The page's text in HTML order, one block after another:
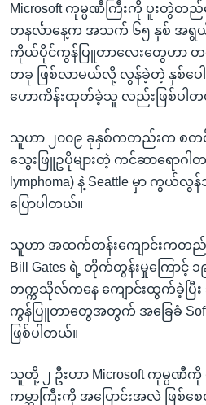
ရန်
ရှာဖွေ
ရန်
နေရာ
သို့
ရန်
ဘာသာစကားများ
Microsoft ကုမ္ပဏီကြီးကို ပူးတွဲတည်
တနင်္လာနေ့က အသက် ၆၅ နှစ် အရွယ်
ကိုယ်ပိုင်ကွန်ပြူတာလေးတွေဟာ တနေ့
တခု ဖြစ်လာမယ်လို့ လွန်ခဲ့တဲ့ နှစ်ပေ
ဟောကိန်းထုတ်ခဲ့သူ လည်းဖြစ်ပါတ
သူဟာ ၂၀၀၉ ခုနှစ်ကတည်းက စတ
သွေးဖြူဥပိုများတဲ့ ကင်ဆာရောဂါတမ
lymphoma) နဲ့ Seattle မှာ ကွယ်
ပြောပါတယ်။
သူဟာ အထက်တန်းကျောင်းကတည်
Bill Gates ရဲ့ တိုက်တွန်းမှုကြောင့် ၁
တက္ကသိုလ်ကနေ ကျောင်းထွက်ခဲ့ပြီ
ကွန်ပြူတာတွေအတွက် အခြေခံ
ဖြစ်ပါတယ်။
သူတို့ ၂ ဦးဟာ Microsoft ကုမ္ပဏီ
ကမ္ဘာကြီးကို အပြောင်းအလဲ ဖြစ်